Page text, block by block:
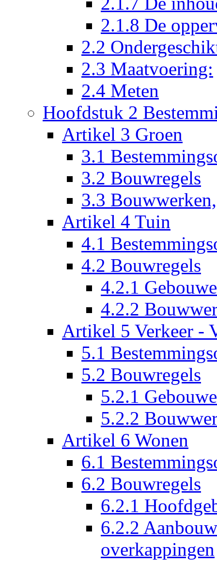
2.1.8 De
2.2
2.3 Maatvoering:
2.4 Meten
Hoofdstuk 2
Artikel 3 Groen
3.1
3.2 Bouwregels
3.3
Artikel 4 Tuin
4.1
4.2 Bouwregels
4.2.1
4.2.2
Artikel 5 Verkeer -
5.1
5.2 Bouwregels
5.2.1
5.2.2
Artikel 6 Wonen
6.1
6.2 Bouwregels
6.2.1
6.2.2
overkappingen